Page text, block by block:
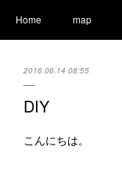
Home map
2016.06.14 08:55
DIY
こんにちは。